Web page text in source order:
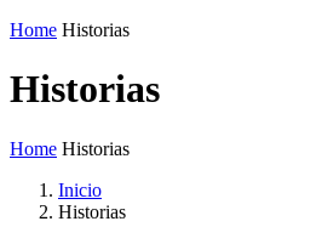
Home Historias
Historias
Home Historias
Inicio
Historias